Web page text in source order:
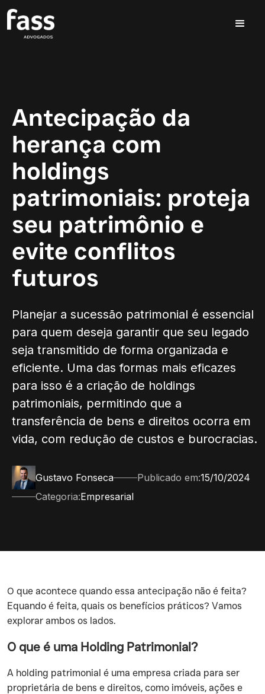
Antecipação da
herança com
holdings
patrimoniais: proteja
seu patrimônio e
evite conflitos
futuros
Planejar a sucessão patrimonial é essencial
para quem deseja garantir que seu legado
seja transmitido de forma organizada e
eficiente. Uma das formas mais eficazes
para isso é a criação de holdings
patrimoniais, permitindo que a
transferência de bens e direitos ocorra em
vida, com redução de custos e burocracias.
Gustavo Fonseca Publicado em:15/10/2024
Categoria:Empresarial
‍O que acontece quando essa antecipação não é feita?
Equando é feita, quais os benefícios práticos? Vamos
explorar ambos os lados.
O que é uma Holding Patrimonial?
‍A holding patrimonial é uma empresa criada para ser
proprietária de bens e direitos, como imóveis, ações e